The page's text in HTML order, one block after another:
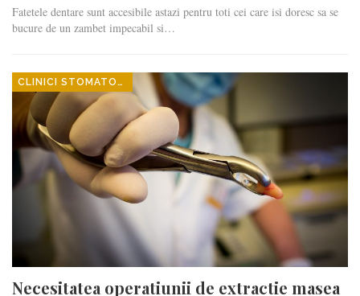
Fatetele dentare sunt accesibile astazi pentru toti cei care isi doresc sa se
bucure de un zambet impecabil si…
CLINICI STOMATOLOGICE
Necesitatea operatiunii de extractie masea